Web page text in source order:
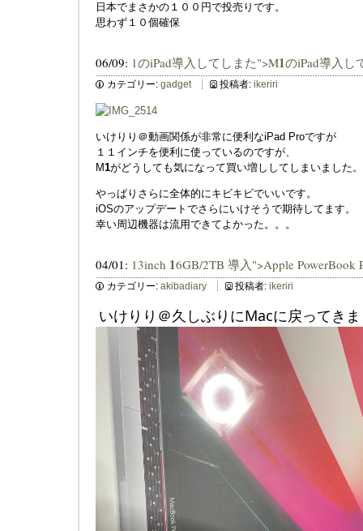
日本でまさかの１００円で投売りです。
思わず１０個確保
06/09: 1のiPad導入してしまた">M1のiPad導入し
カテゴリー: gadget 投稿者: ikeriri
いけりり＠動画関係が非常に便利なiPad Proですが
１１インチを便利に使っているのですが、
M1がどうしても気になって買い増ししてしまいました。
やっぱりさらに全体的にキビキビでいいです。
iOSのアップデートでさらにいけそうで期待してます。
幸い周辺機器は流用できてよかった。。。
04/01: 13inch 16GB/2TB 導入">Apple PowerBook
カテゴリー: akibadiary 投稿者: ikeriri
いけりり＠久しぶりにMacに戻ってき